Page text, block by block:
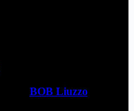
BOB Liuzzo, questo